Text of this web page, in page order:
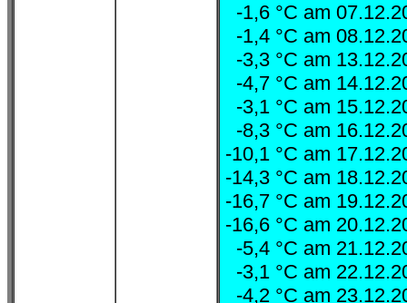
-1,6 °C am
-1,4 °C am
-3,3 °C am
-4,7 °C am
-3,1 °C am
-8,3 °C am
-10,1 °C am
-14,3 °C am
-16,7 °C am
-16,6 °C am
-5,4 °C am
-3,1 °C am
-4,2 °C am